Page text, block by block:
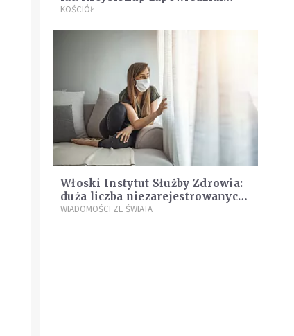
modlitwy o deszcz
KOŚCIÓŁ
Włoski Instytut Służby Zdrowia:
duża liczba niezarejestrowanych
zakażeń
WIADOMOŚCI ZE ŚWIATA